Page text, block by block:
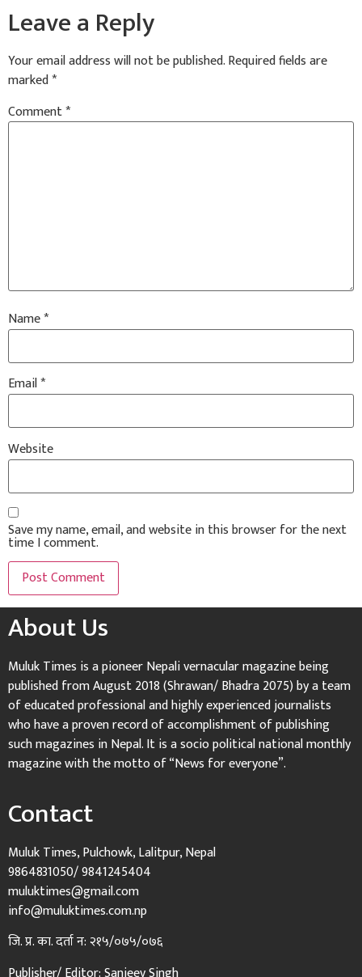
Leave a Reply
Your email address will not be published.Required fields are
marked*
Comment*
Name*
Email*
Website
Save my name, email, and website in this browser for the next
time I comment.
About Us
Muluk Times is a pioneer Nepali vernacular magazine being
published from August 2018 (Shrawan/ Bhadra 2075) by a team
of educated professional and highly experienced journalists
who have a proven record of accomplishment of publishing
such magazines in Nepal. It is a socio political national monthly
magazine with the motto of “News for everyone”.
Contact
Muluk Times, Pulchowk, Lalitpur, Nepal
9864831050/ 9841245404
muluktimes@gmail.com
info@muluktimes.com.np
जि. प्र. का. दर्ता न: २१५/०७५/०७६